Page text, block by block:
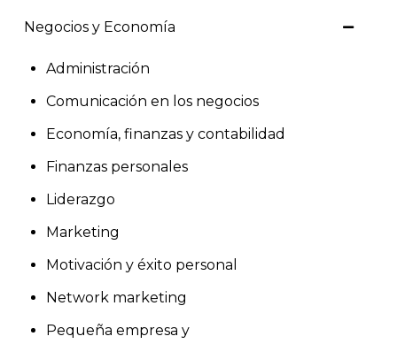
Negocios y Economía
Administración
Comunicación en los negocios
Economía, finanzas y contabilidad
Finanzas personales
Liderazgo
Marketing
Motivación y éxito personal
Network marketing
Pequeña empresa y